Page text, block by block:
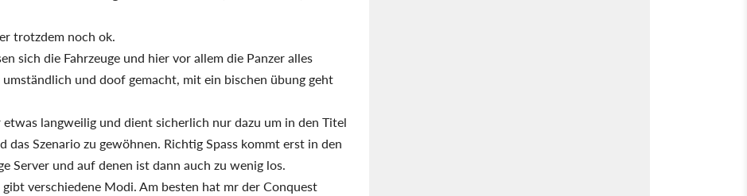
trotzdem noch ok.
sich die Fahrzeuge und hier vor allem die Panzer alles
und doof gemacht, mit ein bischen übung geht
langweilig und dient sicherlich nur dazu um in den Titel
das Szenario zu gewöhnen. Richtig Spass kommt erst in den
Server und auf denen ist dann auch zu wenig los.
verschiedene Modi. Am besten hat mr der Conquest